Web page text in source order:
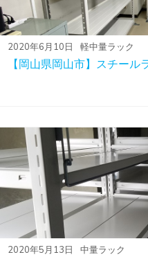
2020年6月10日 軽中量ラック
【岡山県岡山市】スチー
2020年5月13日 中量ラック